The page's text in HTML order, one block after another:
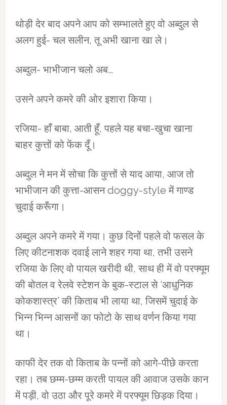
थोड़ी देर बाद अपने आप को सम्भालते हुए वो अब्दुल से
अलग हुई- चल सलीन, तू अभी खाना खा ले।
अब्दुल- भाभीजान चलो अब…
उसने अपने कमरे की ओर इशारा किया।
रजिया- हाँ बाबा, आती हूँ, पहले यह बचा-खुचा खाना
बाहर कुत्तों को फेंक दूँ।
अब्दुल ने मन में सोचा कि कुत्तों से याद आया, आज तो
भाभीजान की कुत्ता-आसन doggy-style में गाण्ड
चुदाई करूँगा।
अब्दुल अपने कमरे में गया। कुछ दिनों पहले वो फसल के
लिए कीटनाशक दवाई लाने शहर गया था, तभी उसने
रजिया के लिए वो पायल खरीदी थी, साथ ही में वो परफ्यूम
की बोतल व रेलवे स्टेशन के बुक-स्टाल से ‘आधुनिक
कोकशास्त्र’ की किताब भी लाया था, जिसमें चुदाई के
भिन्न भिन्न आसनों का फोटो के साथ वर्णन किया गया
था।
काफी देर तक वो किताब के पन्नों को आगे-पीछे करता
रहा। तब छम्म-छम्म करती पायल की आवाज उसके कान
में पड़ी, वो उठा और पूरे कमरे में परफ्यूम छिड़क दिया।